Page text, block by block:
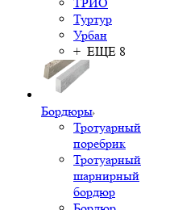
Туртур
Урбан
+ ЕЩЕ 8
Бордюры
Тротуарный
поребрик
Тротуарный
шарнирный
бордюр